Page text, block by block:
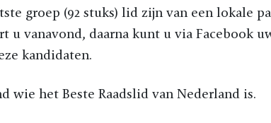
groep (92 stuks) lid zijn van een lokale
u vanavond, daarna kunt u via Facebook
kandidaten.
wie het Beste Raadslid van Nederland is.